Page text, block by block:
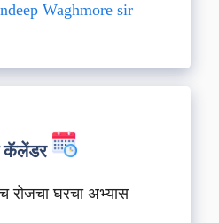
Waghmore sir
कॅलेंडर
रोजचा घरचा अभ्यास